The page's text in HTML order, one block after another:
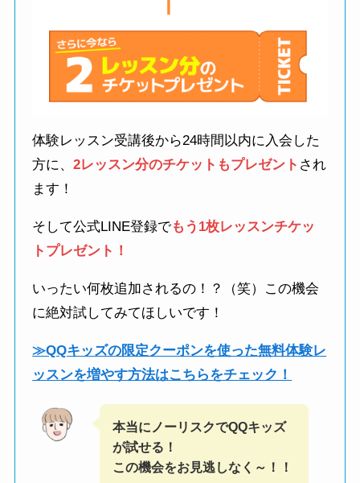
体験レッスン受講後から24時間以内に入会した
方に、2レッスン分のチケットもプレゼント され
ます！
そして公式LINE登録でもう1枚レッスンチケッ
トプレゼント！
いったい何枚追加されるの！？（笑）この機会
に絶対試してみてほしいです！
≫QQキッズの限定クーポンを使った無料体験レ
ッスンを増やす方法はこちらをチェック！
本当にノーリスクでQQキッズ
が試せる！
この機会をお見逃しなく～！！